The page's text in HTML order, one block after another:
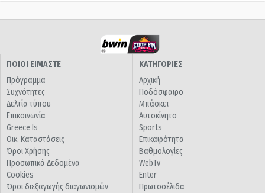
ΠΟΙΟΙ ΕΙΜΑΣΤΕ
Πρόγραμμα
Συχνότητες
Δελτία τύπου
Επικοινωνία
Greece Is
Οικ. Καταστάσεις
Όροι Χρήσης
Προσωπικά Δεδομένα
Cookies
Όροι διεξαγωγής διαγωνισμών
ΚΑΤΗΓΟΡΙΕΣ
Αρχική
Ποδόσφαιρο
Μπάσκετ
Αυτοκίνητο
Sports
Επικαιρότητα
Βαθμολογίες
WebTv
Enter
Πρωτοσέλιδα